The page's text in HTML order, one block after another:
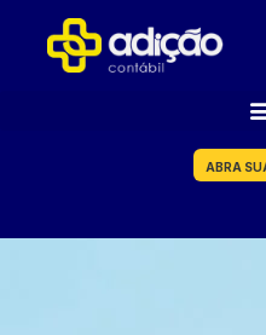
ABRA